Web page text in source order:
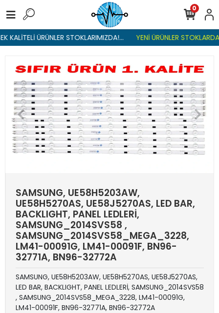
ÜRÜNLER STOKLARIMIZDA!... YENİ ÜRÜNLER
0
SAMSUNG, UE58H5203AW,
UE58H5270AS, UE58J5270AS, LED BAR,
BACKLIGHT, PANEL LEDLERİ,
SAMSUNG_2014SVS58 ,
SAMSUNG_2014SVS58_MEGA_3228,
LM41-00091G, LM41-00091F, BN96-
32771A, BN96-32772A
SAMSUNG, UE58H5203AW, UE58H5270AS, UE58J5270AS,
LED BAR, BACKLIGHT, PANEL LEDLERİ, SAMSUNG_2014SVS58
, SAMSUNG_2014SVS58_MEGA_3228, LM41-00091G,
LM41-00091F, BN96-32771A, BN96-32772A